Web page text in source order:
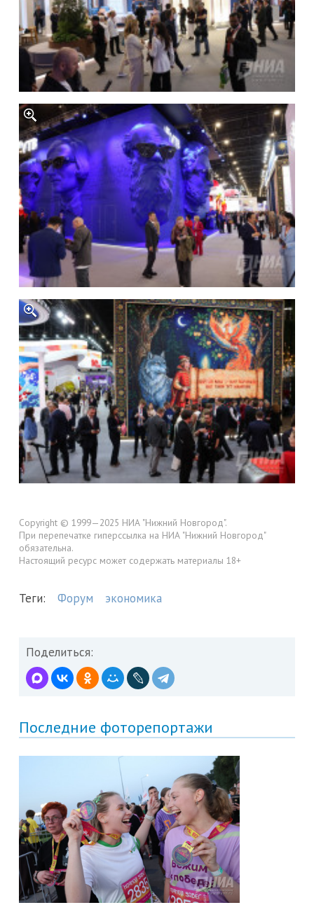
Copyright © 1999—2025 НИА "Нижний Новгород".
При перепечатке гиперссылка на НИА "Нижний Новгород"
обязательна.
Настоящий ресурс может содержать материалы 18+
Теги: Форум экономика
Поделиться:
Последние фоторепортажи